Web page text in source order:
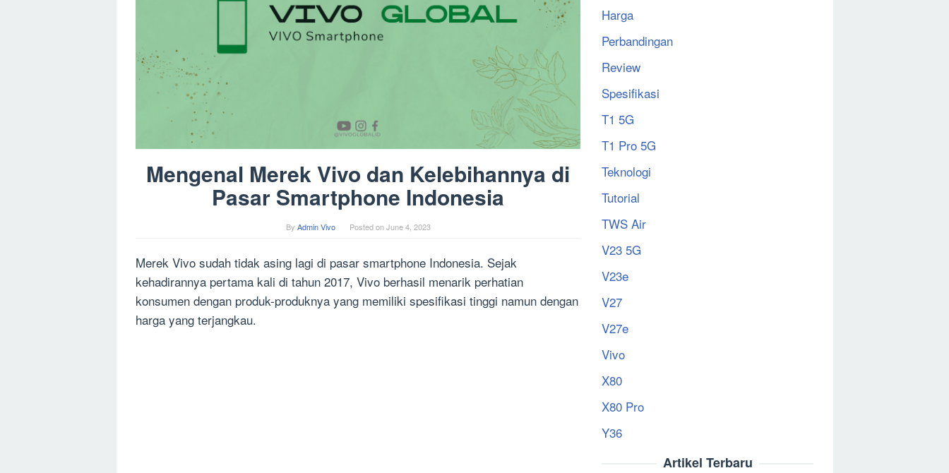
Mengenal Merek Vivo dan Kelebihannya di
Pasar Smartphone Indonesia
By Admin Vivo Posted onJune 4, 2023
Merek Vivo sudah tidak asing lagi di pasar smartphone Indonesia. Sejak
kehadirannya pertama kali di tahun 2017, Vivo berhasil menarik perhatian
konsumen dengan produk-produknya yang memiliki spesifikasi tinggi namun dengan
harga yang terjangkau.
Harga
Perbandingan
Review
Spesifikasi
T1 5G
T1 Pro 5G
Teknologi
Tutorial
TWS Air
V23 5G
V23e
V27
V27e
Vivo
X80
X80 Pro
Y36
Artikel Terbaru